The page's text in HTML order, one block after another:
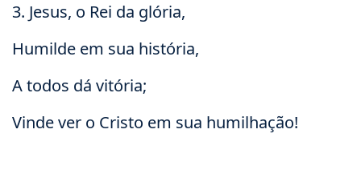
3. Jesus, o Rei da glória,
Humilde em sua história,
A todos dá vitória;
Vinde ver o Cristo em sua humilhação!